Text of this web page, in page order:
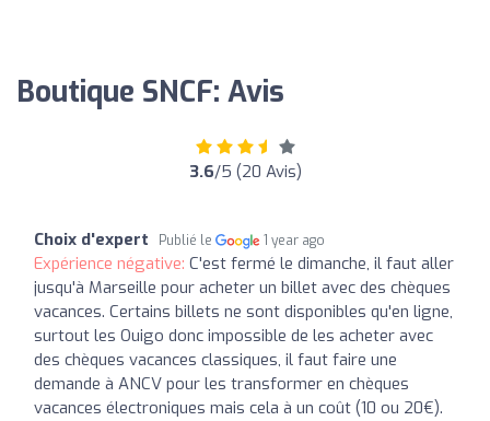
Boutique SNCF: Avis
3.6/5 (20 Avis)
Choix d'expert Publié le 1 year ago
Expérience négative: C'est fermé le dimanche, il faut aller
jusqu'à Marseille pour acheter un billet avec des chèques
vacances. Certains billets ne sont disponibles qu'en ligne,
surtout les Ouigo donc impossible de les acheter avec
des chèques vacances classiques, il faut faire une
demande à ANCV pour les transformer en chèques
vacances électroniques mais cela à un coût (10 ou 20€).